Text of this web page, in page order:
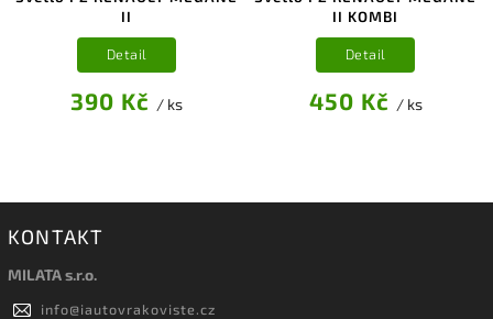
II
390 Kč / ks
Detail
II KOMBI
450 Kč / ks
Detail
KONTAKT
MILATA s.r.o.
info@iautovrakoviste.cz